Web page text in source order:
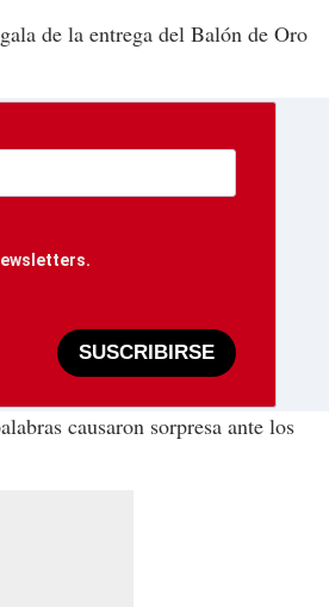
de la entrega del Balón de Oro
SUSCRIBIRSE
causaron sorpresa ante los